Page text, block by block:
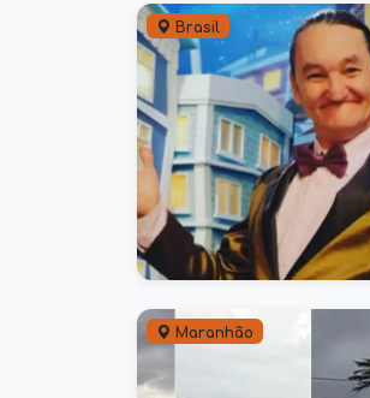
Brasil
Maranhão